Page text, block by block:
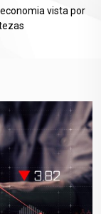
vista por